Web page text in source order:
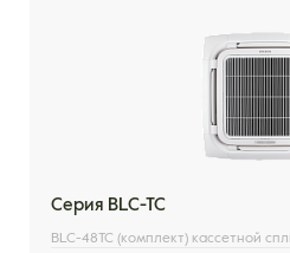
Серия BLC-TC
BLC-48TC (комплект) кассетной